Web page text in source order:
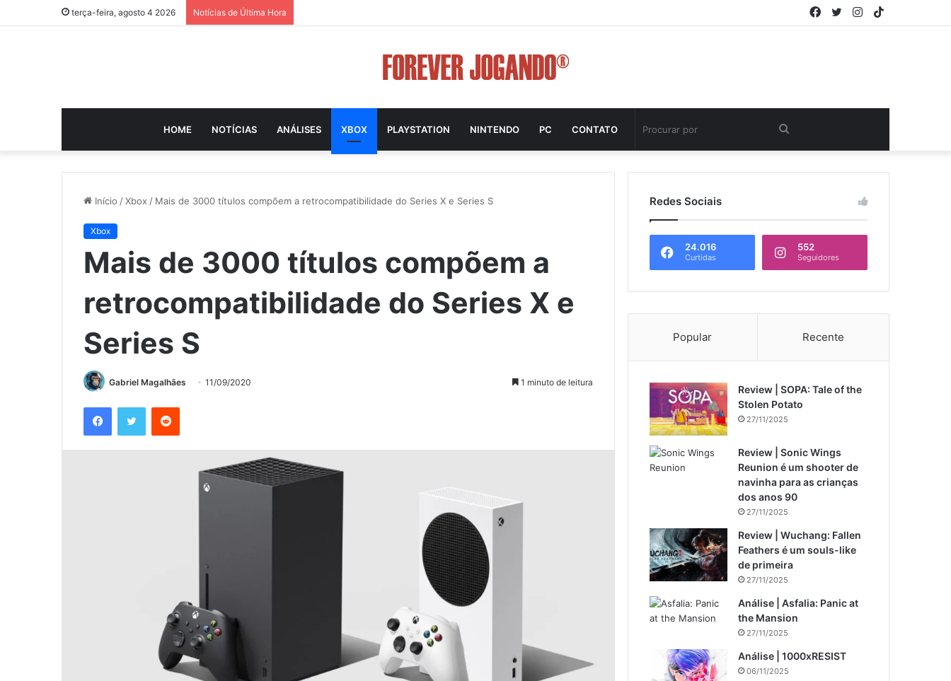
terça-feira, agosto 4 2026 Notícias de Última Hora Instagram
Twitter
Facebook
HOME NOTÍCIAS ANÁLISES XBOX PLAYSTATION NINTENDO PC CONTATO Procurar
por
Início /Xbox / Mais de 3000 títulos compõem a retrocompatibilidade do Series X e Series S
Xbox
Mais de 3000 títulos compõem a
retrocompatibilidade do Series X e
Series S
Gabriel Magalhães 11/09/2020 1 minuto de leitura
Redes Sociais
24.016
Curtidas
552
Seguidores
Popular Recente
Review | SOPA: Tale of the
Stolen Potato
27/11/2025
Review | Sonic Wings
Reunion é um shooter de
navinha para as crianças
dos anos 90
27/11/2025
Review | Wuchang: Fallen
Feathers é um souls-like
de primeira
27/11/2025
Análise | Asfalia: Panic at
the Mansion
27/11/2025
Análise | 1000xRESIST
06/11/2025